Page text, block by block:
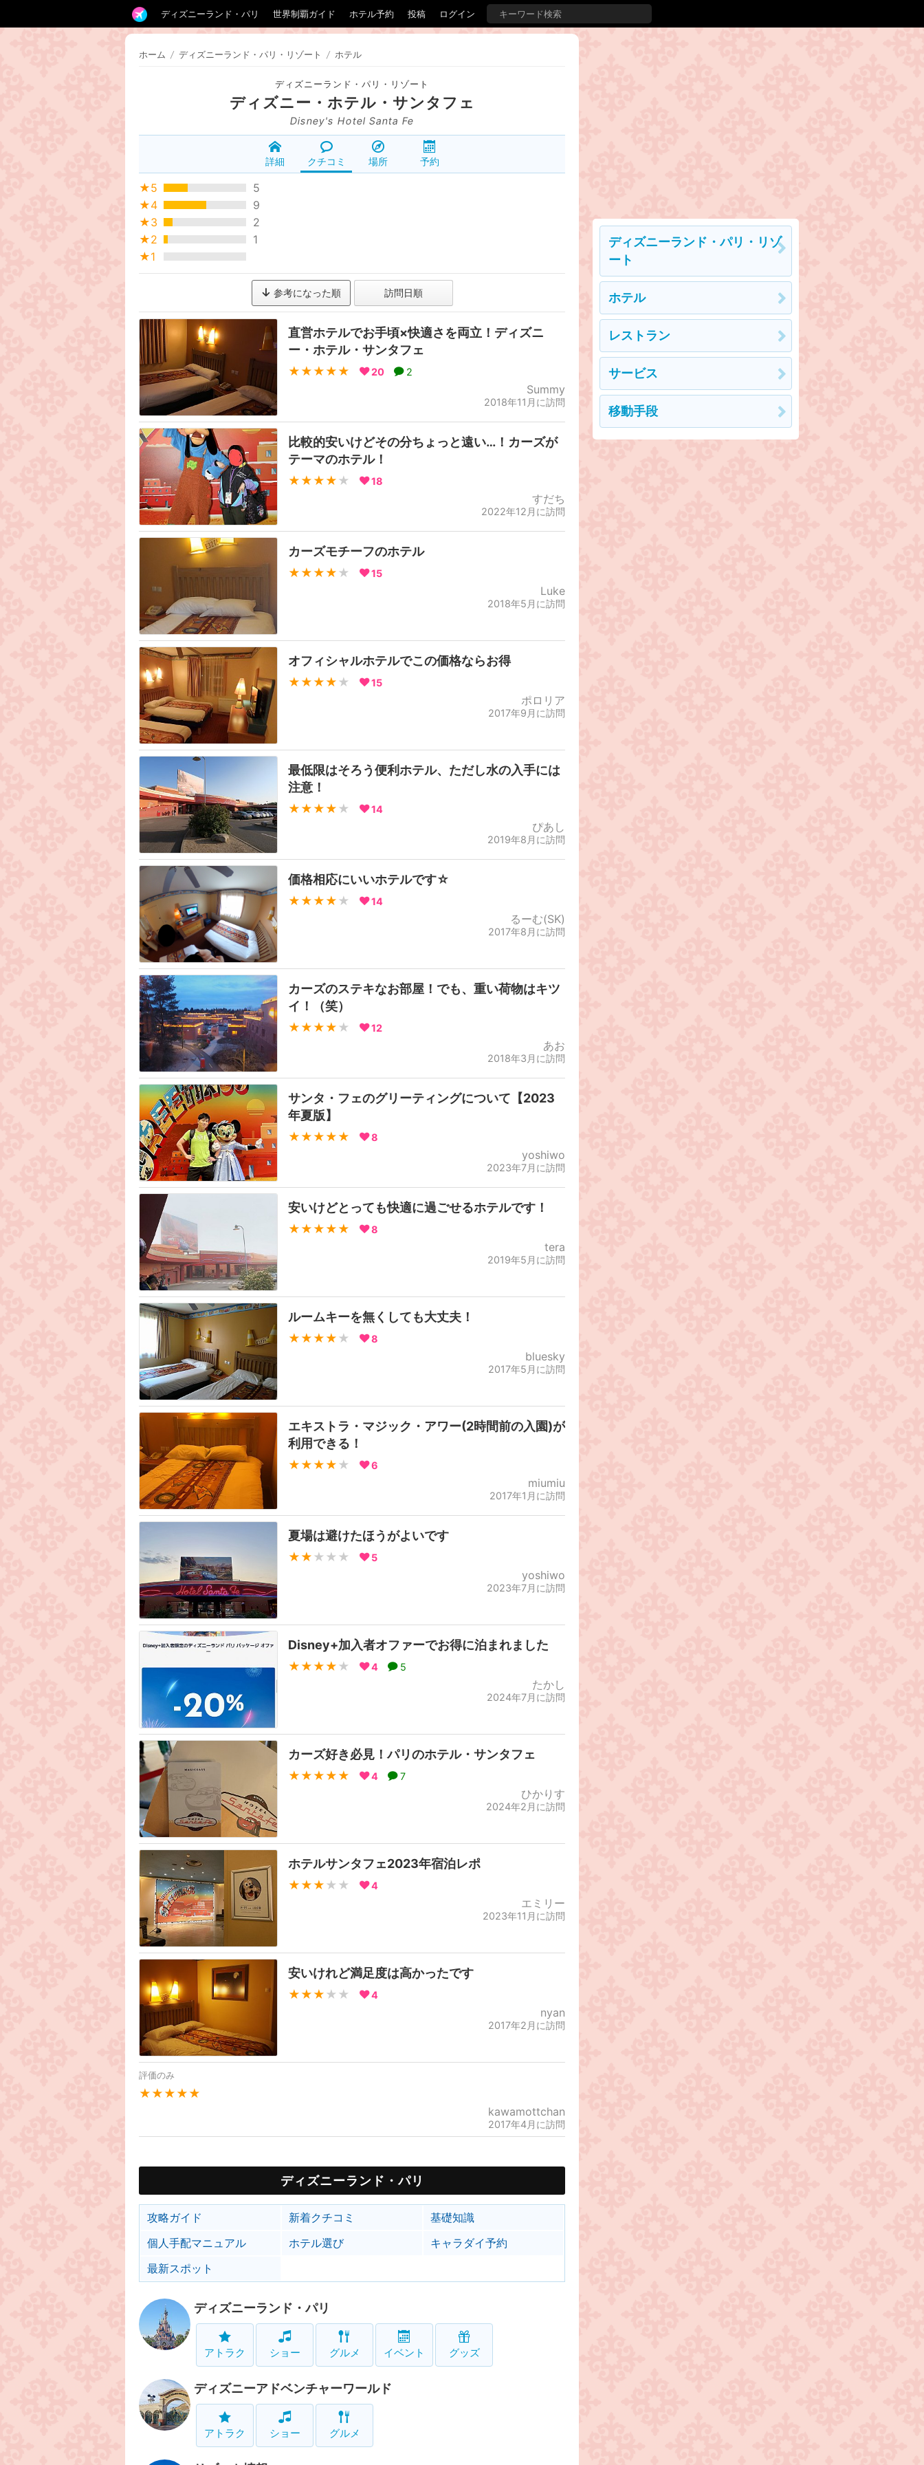
ディズニーランド・パリ 世界制覇ガイド ホテル予約 投稿 ログイン
ホーム / ディズニーランド・パリ・リゾート / ホテル
ディズニーランド・パリ・リゾート
ディズニー・ホテル・サンタフェ
Disney's Hotel Santa Fe
詳細 クチコミ 場所 予約
★5
5
★4
9
★3
2
★2
1
★1
参考になった順 訪問日順
直営ホテルでお手頃×快適さを両立！ディズニ
ー・ホテル・サンタフェ
★★★★★ 20 2
Summy
2018年11月に訪問
比較的安いけどその分ちょっと遠い…！カーズが
テーマのホテル！
★★★★ ★ 18
すだち
2022年12月に訪問
カーズモチーフのホテル
★★★★ ★ 15
Luke
2018年5月に訪問
オフィシャルホテルでこの価格ならお得
★★★★ ★ 15
ポロリア
2017年9月に訪問
最低限はそろう便利ホテル、ただし水の入手には
注意！
★★★★ ★ 14
ぴあし
2019年8月に訪問
価格相応にいいホテルです☆
★★★★ ★ 14
るーむ(SK)
2017年8月に訪問
カーズのステキなお部屋！でも、重い荷物はキツ
イ！（笑）
★★★★ ★ 12
あお
2018年3月に訪問
サンタ・フェのグリーティングについて【2023
年夏版】
★★★★★ 8
yoshiwo
2023年7月に訪問
安いけどとっても快適に過ごせるホテルです！
★★★★★ 8
tera
2019年5月に訪問
ルームキーを無くしても大丈夫！
★★★★ ★ 8
bluesky
2017年5月に訪問
エキストラ・マジック・アワー(2時間前の入園)が
利用できる！
★★★★ ★ 6
miumiu
2017年1月に訪問
夏場は避けたほうがよいです
★★ ★★★ 5
yoshiwo
2023年7月に訪問
Disney+加入者オファーでお得に泊まれました
★★★★ ★ 4 5
たかし
2024年7月に訪問
カーズ好き必見！パリのホテル・サンタフェ
★★★★★ 4 7
ひかりす
2024年2月に訪問
ホテルサンタフェ2023年宿泊レポ
★★★ ★★ 4
エミリー
2023年11月に訪問
安いけれど満足度は高かったです
★★★ ★★ 4
nyan
2017年2月に訪問
評価のみ
★★★★★
kawamottchan
2017年4月に訪問
ディズニーランド・パリ
攻略ガイド 新着クチコミ
基礎知識
個人手配マニュアル
ホテル選び
キャラダイ予約
最新スポット
ディズニーランド・パリ
アトラク ショー グルメ イベント グッズ
ディズニーアドベンチャーワールド
アトラク ショー グルメ
ディズニーランド・パリ・リゾ
ート
ホテル
レストラン
サービス
移動手段